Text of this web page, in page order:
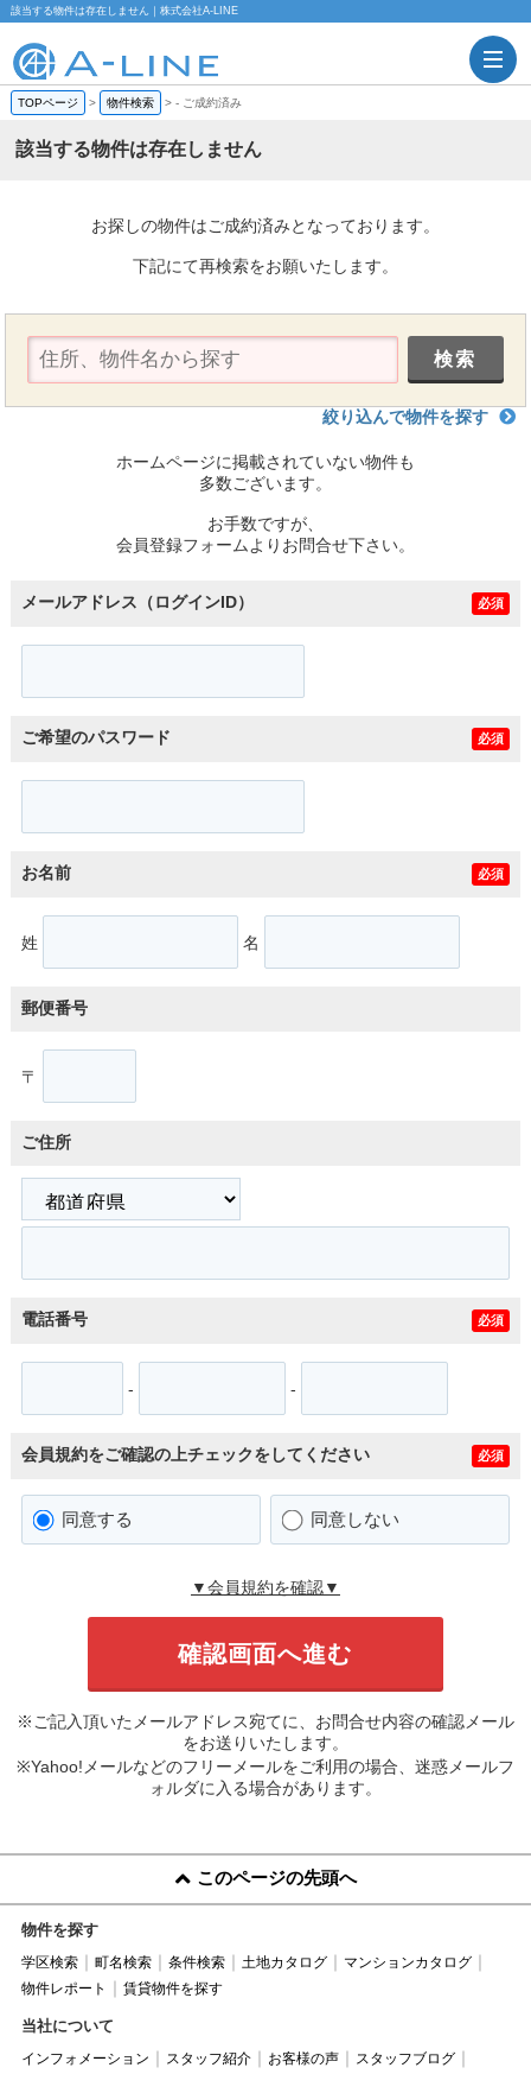
該当する物件は存在しません｜株式会社A-LINE
TOPページ > 物件検索 >- ご成約済み
該当する物件は存在しません
お探しの物件はご成約済みとなっております。
下記にて再検索をお願いたします。
絞り込んで物件を探す
ホームページに掲載されていない物件も
多数ございます。
お手数ですが、
会員登録フォームよりお問合せ下さい。
メールアドレス（ログインID） 必須
ご希望のパスワード 必須
お名前 必須
姓 名
郵便番号
〒
ご住所
電話番号 必須
- -
会員規約をご確認の上チェックをしてください 必須
同意する 同意しない
▼会員規約を確認▼
※ご記入頂いたメールアドレス宛てに、お問合せ内容の確認メール
をお送りいたします。
※Yahoo!メールなどのフリーメールをご利用の場合、迷惑メールフ
ォルダに入る場合があります。
このページの先頭へ
物件を探す
学区検索 町名検索 条件検索 土地カタログ
マンションカタログ
物件レポート
賃貸物件を探す
当社について
インフォメーション スタッフ紹介 お客様の声
スタッフブログ